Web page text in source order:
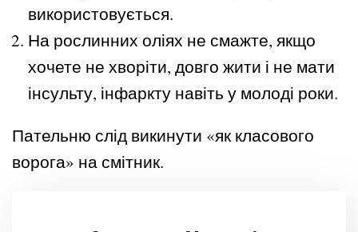
використовується.
На рослинних оліях не смажте, якщо
хочете не хворіти, довго жити і не мати
інсульту, інфаркту навіть у молоді роки.
Пательню слід викинути «як класового
ворога» на смітник.